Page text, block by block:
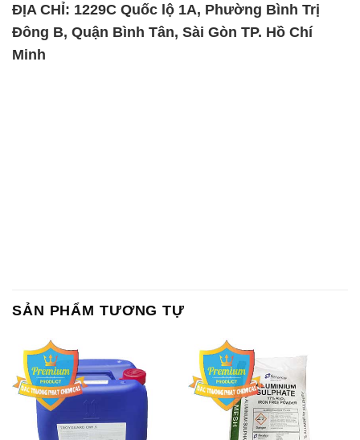
ĐỊA CHỈ: 1229C Quốc lộ 1A, Phường Bình Trị
Đông B, Quận Bình Tân, Sài Gòn TP. Hồ Chí
Minh
SẢN PHẨM TƯƠNG TỰ